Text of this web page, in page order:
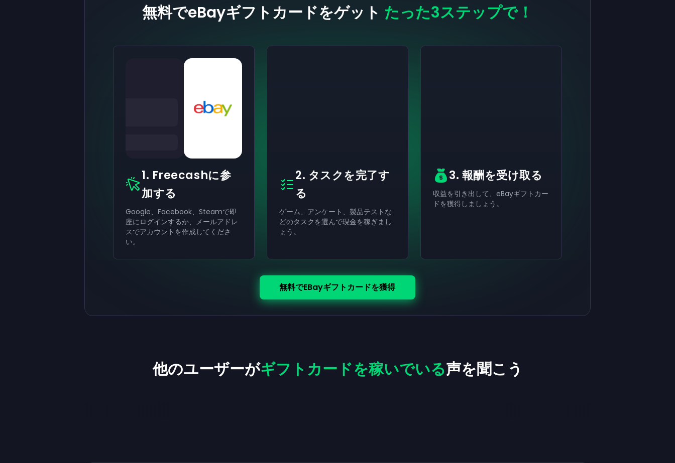
無料でeBayギフトカードをゲット たった3ステップで！
1. Freecashに参
加する
Google、Facebook、Steamで即
座にログインするか、メールアドレ
スでアカウントを作成してくださ
い。
2. タスクを完了す
る
ゲーム、アンケート、製品テストな
どのタスクを選んで現金を稼ぎまし
ょう。
3. 報酬を受け取る
収益を引き出して、eBayギフトカー
ドを獲得しましょう。
無料でeBayギフトカードを獲得
他のユーザーがギフトカードを稼いでいる声を聞こう